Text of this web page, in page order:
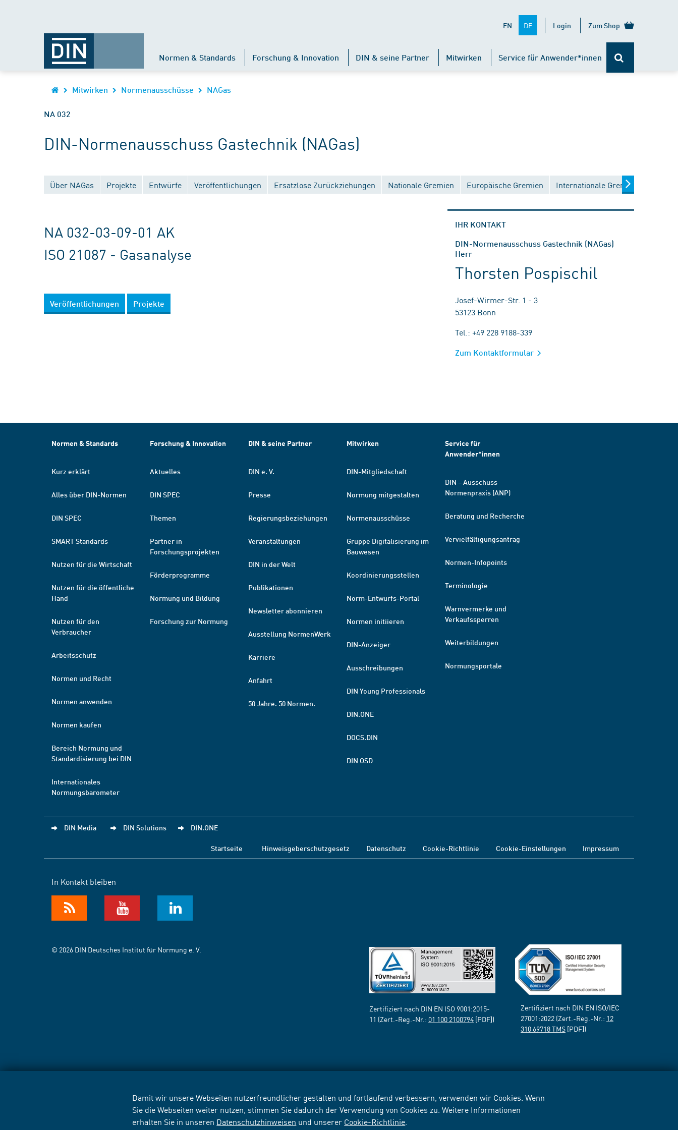
Damit wir unsere Webseiten nutzerfreundlicher gestalten und fortlaufend verbessern, verwenden wir Cookies. Wenn
Sie die Webseiten weiter nutzen, stimmen Sie dadurch der Verwendung von Cookies zu. Weitere Informationen
erhalten Sie in unseren Datenschutzhinweisen und unserer Cookie-Richtlinie
EN DE Login Zum Shop
Normen & Standards Forschung & Innovation DIN & seine Partner Mitwirken Service für Anwender*innen
Mitwirken Normenausschüsse NAGas
NA 032
DIN-Normenausschuss Gastechnik (NAGas)
Über NAGas Projekte Entwürfe Veröffentlichungen Ersatzlose Zurückziehungen Nationale Gremien Europäische Gremien Internationale Gremien
NA 032-03-09-01 AK
ISO 21087 - Gasanalyse
Veröffentlichungen Projekte
IHR KONTAKT
DIN-Normenausschuss Gastechnik (NAGas)
Herr
Thorsten Pospischil
Josef-Wirmer-Str. 1 - 3
53123 Bonn
Tel.: +49 228 9188-339
Zum Kontaktformular
Normen & Standards
Kurz erklärt
Alles über DIN-Normen
DIN SPEC
SMART Standards
Nutzen für die Wirtschaft
Nutzen für die öffentliche
Hand
Nutzen für den
Verbraucher
Arbeitsschutz
Normen und Recht
Normen anwenden
Normen kaufen
Bereich Normung und
Standardisierung bei DIN
Internationales
Normungsbarometer
Forschung & Innovation
Aktuelles
DIN SPEC
Themen
Partner in
Forschungsprojekten
Förderprogramme
Normung und Bildung
Forschung zur Normung
DIN & seine Partner
DIN e. V.
Presse
Regierungsbeziehungen
Veranstaltungen
DIN in der Welt
Publikationen
Newsletter abonnieren
Ausstellung NormenWerk
Karriere
Anfahrt
50 Jahre. 50 Normen.
Mitwirken
DIN-Mitgliedschaft
Normung mitgestalten
Normenausschüsse
Gruppe Digitalisierung im
Bauwesen
Koordinierungsstellen
Norm-Entwurfs-Portal
Normen initiieren
DIN-Anzeiger
Ausschreibungen
DIN Young Professionals
DIN.ONE
DOCS.DIN
DIN OSD
Service für
Anwender*innen
DIN – Ausschuss
Normenpraxis (ANP)
Beratung und Recherche
Vervielfältigungsantrag
Normen-Infopoints
Terminologie
Warnvermerke und
Verkaufssperren
Weiterbildungen
Normungsportale
DIN Media DIN Solutions DIN.ONE
Startseite Hinweisgeberschutzgesetz Datenschutz Cookie-Richtlinie Cookie-Einstellungen Impressum
In Kontakt bleiben
© 2026 DIN Deutsches Institut für Normung e. V.
Zertifiziert nach DIN EN ISO 9001:2015-
11 (Zert.-Reg.-Nr.: 01 100 2100794 [PDF])
Zertifiziert nach DIN EN ISO/IEC
27001:2022 (Zert.-Reg.-Nr.: 12
310 69718 TMS [PDF])